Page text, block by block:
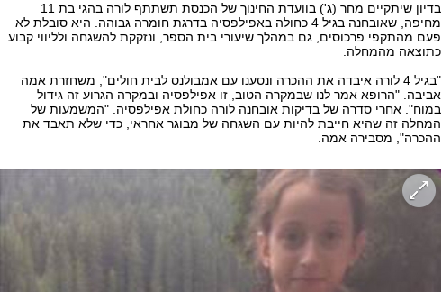
בדיון שיתקיים מחר (ג') בוועדת החינוך של הכנסת תשתתף לורה בהגי בת 11
מחיפה, שאובחנה בגיל 4 כחולה באפילפסיה בדרגת חומרה גבוהה. היא סובלת לא
פעם מהתקפי פרכוסים, גם במהלך שיעורי בית הספר, ונזקקת להשגחה ולליווי קבוע
כתוצאה מהמחלה.
"בגיל 4 לורה איבדה את ההכרה ונסענו עם אמבולנס לבית חולים", משחזרת אמה
אביבה. "הרופא אמר לנו שבמקרה הטוב, זו אפילפסיה ובמקרה הגרוע זה גידול
במוח". אחרי סדרה של בדיקות אובחנה לורה כחולת אפילפסיה. "המשמעות של
המחלה זה שהיא חייבת להיות עם השגחה של מבוגר אחראי, כדי שלא תאבד את
ההכרה", מסבירה אמה.